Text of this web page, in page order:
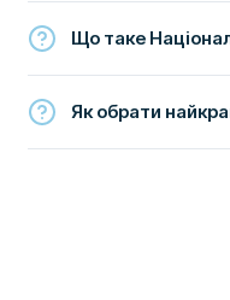
Що таке
Як обрати